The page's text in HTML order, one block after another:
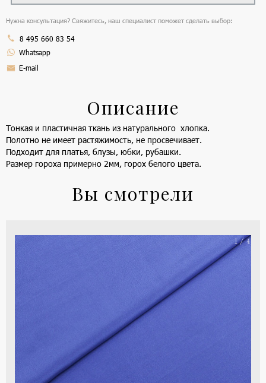
Нужна консультация? Свяжитесь, наш специалист поможет сделать выбор:
8 495 660 83 54
Whatsapp
E-mail
Описание
Тонкая и пластичная ткань из натурального хлопка.
Полотно не имеет растяжимость, не просвечивает.
Подходит для платья, блузы, юбки, рубашки.
Размер гороха примерно 2мм, горох белого цвета.
Вы смотрели
1 / 4